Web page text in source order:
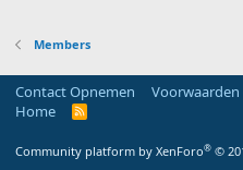
Members
Contact Opnemen Voorwaarden
Home
R
Community platform by XenForo® ©